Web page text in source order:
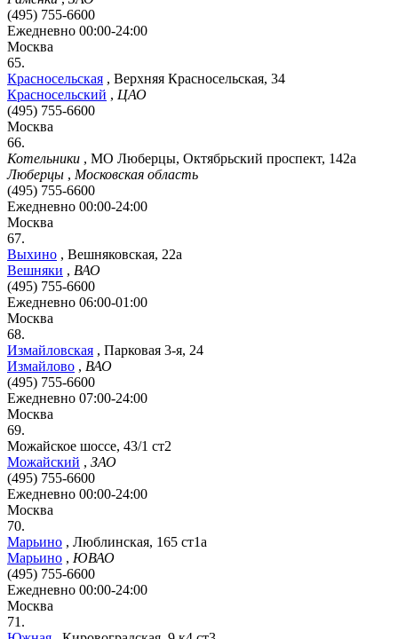
(495) 755-6600
Ежедневно 00:00-24:00
Москва
65.
Красносельская , Верхняя Красносельская, 34
Красносельский , ЦАО
(495) 755-6600
Москва
66.
Котельники , МО Люберцы, Октябрьский проспект, 142а
Люберцы , Московская область
(495) 755-6600
Ежедневно 00:00-24:00
Москва
67.
Выхино , Вешняковская, 22а
Вешняки , ВАО
(495) 755-6600
Ежедневно 06:00-01:00
Москва
68.
Измайловская , Парковая 3-я, 24
Измайлово , ВАО
(495) 755-6600
Ежедневно 07:00-24:00
Москва
69.
Можайское шоссе, 43/1 ст2
Можайский , ЗАО
(495) 755-6600
Ежедневно 00:00-24:00
Москва
70.
Марьино , Люблинская, 165 ст1а
Марьино , ЮВАО
(495) 755-6600
Ежедневно 00:00-24:00
Москва
71.